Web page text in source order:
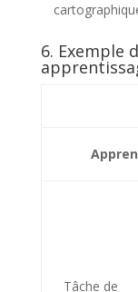
6. Exemple
Tâche de